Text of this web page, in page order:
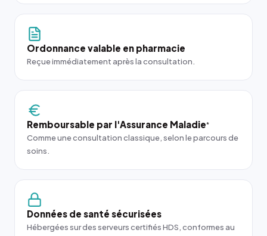
Ordonnance valable en pharmacie
Reçue immédiatement après la consultation.
Remboursable par l'Assurance Maladie*
Comme une consultation classique, selon le parcours de
soins.
Données de santé sécurisées
Hébergées sur des serveurs certifiés HDS, conformes au